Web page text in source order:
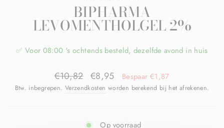
BIPHARMA
LEVOMENTHOLGEL 2%
✅ Voor 08:00 's ochtends besteld, dezelfde avond in huis
€10,82 €8,95 Bespaar €1,87
Btw. inbegrepen. Verzendkosten worden berekend bij het afrekenen.
Op voorraad